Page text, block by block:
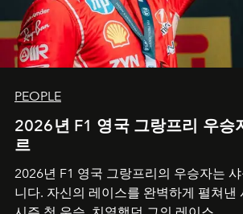
PEOPLE
2026년 F1 영국 그랑프리 우승
르
2026년 F1 영국 그랑프리의 우승자는
니다. 자신의 레이스를 완벽하게 펼쳐낸